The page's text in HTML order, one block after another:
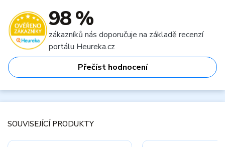
98 %
zákazníků nás doporučuje na základě recenzí
portálu Heureka.cz
Přečíst hodnocení
SOUVISEJÍCÍ PRODUKTY